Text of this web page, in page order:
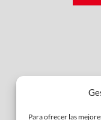
Para ofrecer las